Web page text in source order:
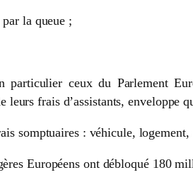
la queue ;
ceux du Parlement
leurs frais d’assistants,
somptuaires : véhicule,
Européens ont débloqué 180